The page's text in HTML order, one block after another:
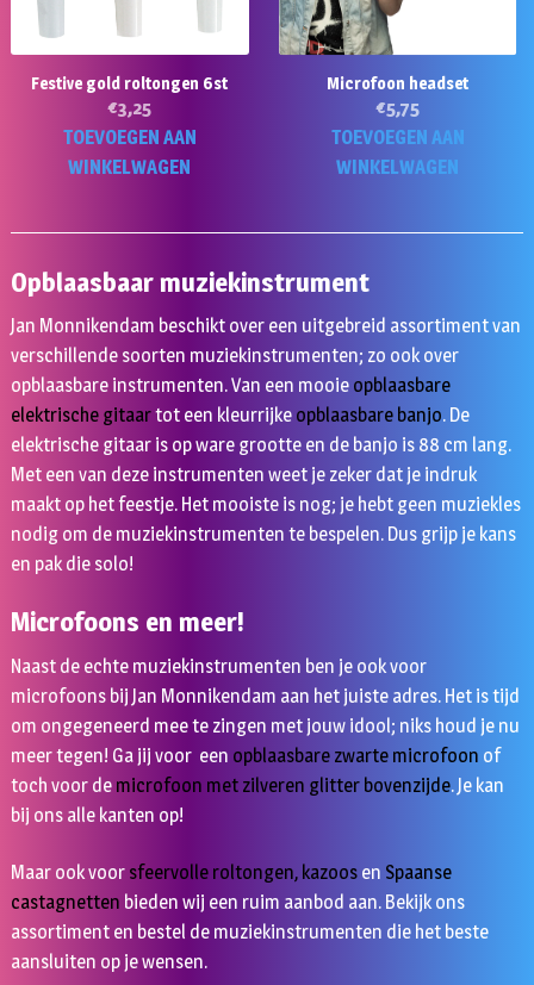
Festive gold roltongen 6st
€3,25
TOEVOEGEN AAN
WINKELWAGEN
Microfoon headset
€5,75
TOEVOEGEN AAN
WINKELWAGEN
Opblaasbaar muziekinstrument
Jan Monnikendam beschikt over een uitgebreid assortiment van
verschillende soorten muziekinstrumenten; zo ook over
opblaasbare instrumenten. Van een mooie opblaasbare
elektrische gitaartot een kleurrijke opblaasbare banjo. De
elektrische gitaar is op ware grootte en de banjo is 88 cm lang.
Met een van deze instrumenten weet je zeker dat je indruk
maakt op het feestje. Het mooiste is nog; je hebt geen muziekles
nodig om de muziekinstrumenten te bespelen. Dus grijp je kans
en pak die solo!
Microfoons en meer!
Naast de echte muziekinstrumenten ben je ook voor
microfoons bij Jan Monnikendam aan het juiste adres. Het is tijd
om ongegeneerd mee te zingen met jouw idool; niks houd je nu
meer tegen! Ga jij voor een opblaasbare zwarte microfoon of
toch voor de microfoon met zilveren glitter bovenzijde. Je kan
bij ons alle kanten op!
Maar ook voor sfeervolle roltongen, kazoosen Spaanse
castagnetten bieden wij een ruim aanbod aan. Bekijk ons
assortiment en bestel de muziekinstrumenten die het beste
aansluiten op je wensen.